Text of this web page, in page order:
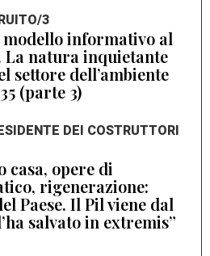
3
informativo al
natura inquietante
settore dell’ambiente
(parte 3)
DEI COSTRUTTORI
casa, opere di
rigenerazione:
Paese. Il Pil viene dal
salvato in extremis”